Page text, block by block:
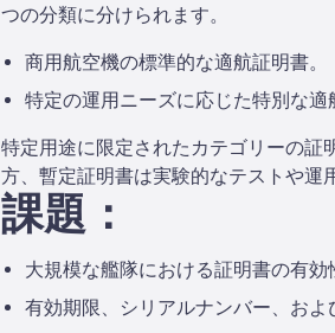
つの分類に分けられます。
商用航空機の標準的な適航証明書。
特定の運用ニーズに応じた特別な
特定用途に限定されたカテゴリーの証
方、暫定証明書は実験的なテストや運
課題：
大規模な艦隊における証明書の有効
有効期限、シリアルナンバー、お